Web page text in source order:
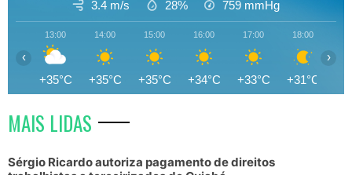
3.4 m/s 28% 759 mmHg
13:00
+35°C
14:00
+35°C
15:00
+35°C
16:00
+34°C
17:00
+33°C
18:00
+31°C
‹ ›
MAIS LIDAS
Sérgio Ricardo autoriza pagamento de direitos